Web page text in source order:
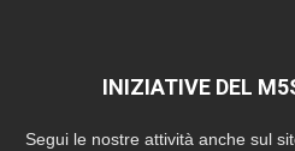
INIZIATIVE DEL
Segui le nostre attività anche sul